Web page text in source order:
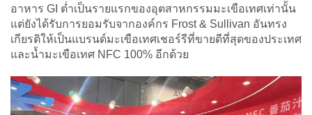
อาหาร GI ต่ำเป็นรายแรกของอุตสาหกรรมมะเขือเทศเท่านั้น
แต่ยังได้รับการยอมรับจากองค์กร Frost & Sullivan อันทรง
เกียรติให้เป็นแบรนด์มะเขือเทศเชอร์รีที่ขายดีที่สุดของประเทศ
และน้ำมะเขือเทศ NFC 100% อีกด้วย